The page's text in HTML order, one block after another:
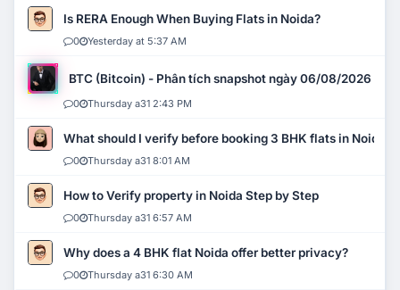
Is RERA Enough When Buying Flats in Noida?
0 Yesterday at 5:37 AM
BTC (Bitcoin) - Phân tích snapshot ngày 06/08/2026
0 Thursday a31 2:43 PM
What should I verify before booking 3 BHK flats in Noida?
0 Thursday a31 8:01 AM
How to Verify property in Noida Step by Step
0 Thursday a31 6:57 AM
Why does a 4 BHK flat Noida offer better privacy?
0 Thursday a31 6:30 AM